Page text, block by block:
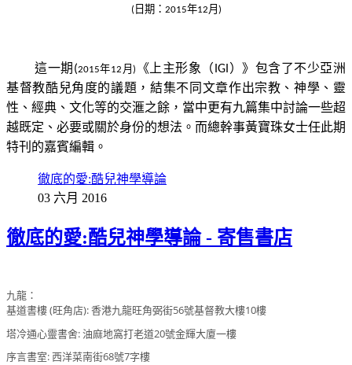
(日期： 2015年12月 )
這一期(2015年12 月) 《上主形象（IGI）》 包含了不少亞洲
基督教酷兒角度的議題，結集不同文章作出宗教、神學、靈
性、經典、文化等的交滙之餘，當中更有九篇集中討論一些超
越既定 、必要或關於身份的想法 。而總幹事黃寶珠女士任此期
特刊的嘉賓編輯。
徹底的愛:酷兒神學導論
03 六月 2016
徹底的愛:酷兒神學導論 - 寄售書店
九龍：
基道書樓 (旺角店): 香港九龍旺角弼街56號基督教大樓10樓
塔冷通心靈書舍: 油麻地窩打老道20號金輝大廈一樓
序言書室: 西洋菜南街68號7字樓